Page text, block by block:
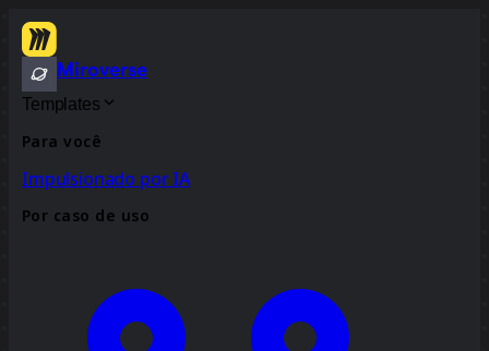
Miroverse
Templates
Para você
Impulsionado por IA
Por caso de uso